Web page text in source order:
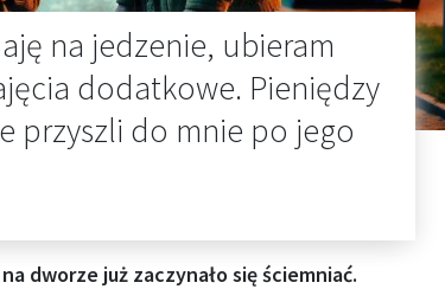
na jedzenie, ubieram
dodatkowe. Pieniędzy
przyszli do mnie po jego
dworze już zaczynało się ściemniać.